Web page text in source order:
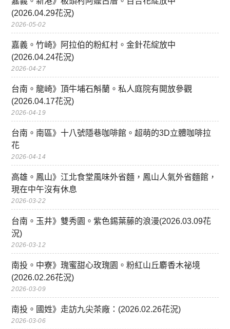
(2026.04.29花況)
2026-05-02
嘉義。竹崎》阿拉伯的粉紅村。金針花綻放中
(2026.04.24花況)
2026-04-27
台南。龍崎》頂牛埔石斛蘭。私人庭院有開放參觀
(2026.04.17花況)
2026-04-19
台南。南區》十八號隱巷咖啡館。超萌的3D立體咖啡拉
花
2026-04-14
高雄。鳳山》江北食堂風味外省麵，鳳山人氣外省麵館，
現在中午沒有休息
2026-03-22
台南。玉井》雙秀園。紫色錫葉藤的浪漫(2026.03.09花
況)
2026-03-12
南投。中寮》瑰蜜甜心玫瑰園。粉紅山丘麝香木祕境
(2026.02.26花況)
2026-03-09
南投。國姓》走訪九尖茶廠：(2026.02.26花況)
2026-03-06